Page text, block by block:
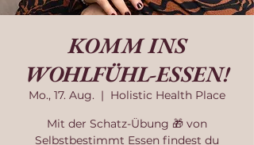
KOMM INS
WOHLFÜHL-ESSEN!
Mo., 17. Aug.
  |
Holistic Health Place
Mit der Schatz-Übung 🎁 von
Selbstbestimmt Essen findest du